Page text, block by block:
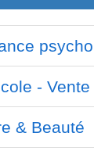
-
& Beauté